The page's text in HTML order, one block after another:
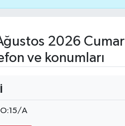
2026
ve konumları
A